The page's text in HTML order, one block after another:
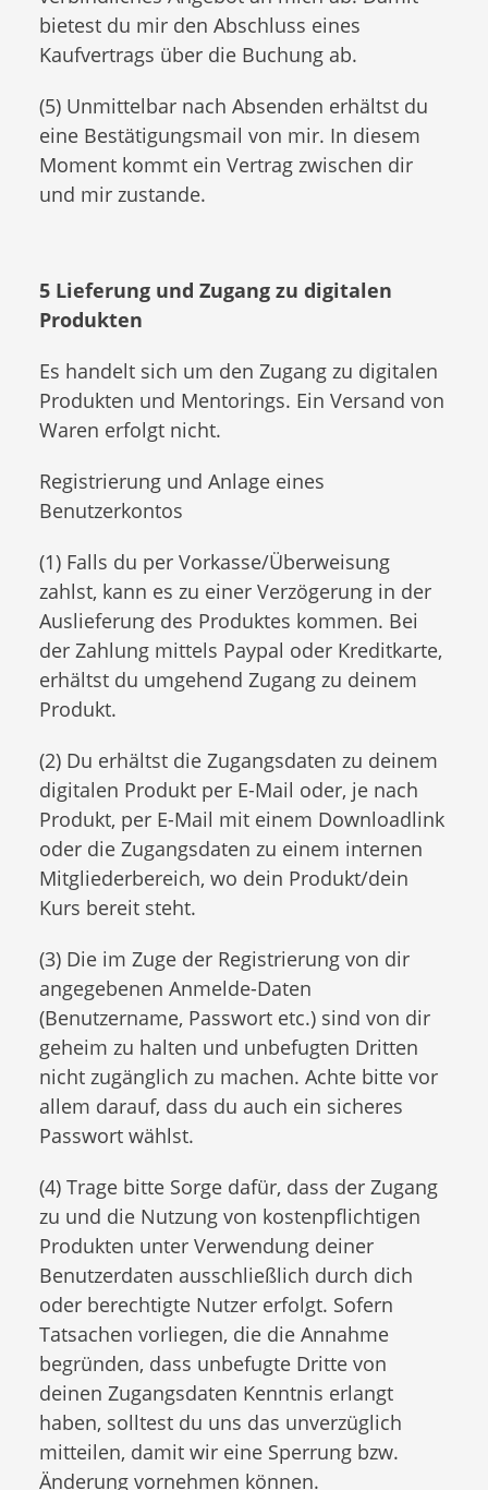
bietest du mir den Abschluss eines
Kaufvertrags über die Buchung ab.
(5) Unmittelbar nach Absenden erhältst du
eine Bestätigungsmail von mir. In diesem
Moment kommt ein Vertrag zwischen dir
und mir zustande.
5 Lieferung und Zugang zu digitalen
Produkten
Es handelt sich um den Zugang zu digitalen
Produkten und Mentorings. Ein Versand von
Waren erfolgt nicht.
Registrierung und Anlage eines
Benutzerkontos
(1) Falls du per Vorkasse/Überweisung
zahlst, kann es zu einer Verzögerung in der
Auslieferung des Produktes kommen. Bei
der Zahlung mittels Paypal oder Kreditkarte,
erhältst du umgehend Zugang zu deinem
Produkt.
(2) Du erhältst die Zugangsdaten zu deinem
digitalen Produkt per E-Mail oder, je nach
Produkt, per E-Mail mit einem Downloadlink
oder die Zugangsdaten zu einem internen
Mitgliederbereich, wo dein Produkt/dein
Kurs bereit steht.
(3) Die im Zuge der Registrierung von dir
angegebenen Anmelde-Daten
(Benutzername, Passwort etc.) sind von dir
geheim zu halten und unbefugten Dritten
nicht zugänglich zu machen. Achte bitte vor
allem darauf, dass du auch ein sicheres
Passwort wählst.
(4) Trage bitte Sorge dafür, dass der Zugang
zu und die Nutzung von kostenpflichtigen
Produkten unter Verwendung deiner
Benutzerdaten ausschließlich durch dich
oder berechtigte Nutzer erfolgt. Sofern
Tatsachen vorliegen, die die Annahme
begründen, dass unbefugte Dritte von
deinen Zugangsdaten Kenntnis erlangt
haben, solltest du uns das unverzüglich
mitteilen, damit wir eine Sperrung bzw.
Änderung vornehmen können.